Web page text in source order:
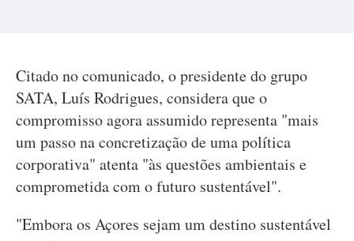
Citado no comunicado, o presidente do grupo
SATA, Luís Rodrigues, considera que o
compromisso agora assumido representa "mais
um passo na concretização de uma política
corporativa" atenta "às questões ambientais e
comprometida com o futuro sustentável".
"Embora os Açores sejam um destino sustentável